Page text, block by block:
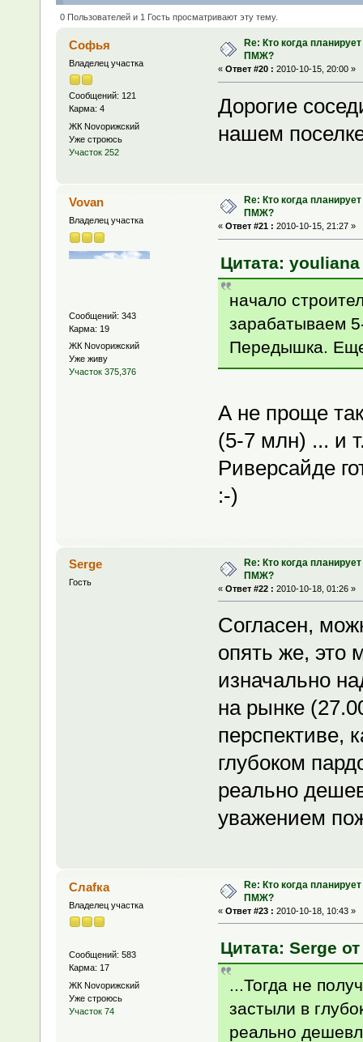
0 Пользователей и 1 Гость просматривают эту тему.
Софья
Владелец участка
Сообщений: 121
Карма: 4
ЖК Novoрижский
Уже строюсь
Участок 252
Re: Кто когда
ПМЖ?
« Ответ #20 : 2010-10-15, 20:00 »
Дорогие
нашем
Vovan
Владелец участка
Сообщений: 343
Карма: 19
ЖК Novoрижский
Уже живу
Участок 375,376
Re: Кто когда
ПМЖ?
« Ответ #21 : 2010-10-15, 21:27 »
Цитата: youliana
начало
зарабатываем
Передышка.
А не проще
(5-7 млн) ... и
Риверсайде
:-)
Serge
Гость
Re: Кто когда
ПМЖ?
« Ответ #22 : 2010-10-18, 01:26 »
Согласен,
опять же, это
изначально
на рынке
перспективе,
глубоком
реально
уважением
Слаfка
Владелец участка
Сообщений: 583
Карма: 17
ЖК Novoрижский
Уже строюсь
Участок 74
Re: Кто когда
ПМЖ?
« Ответ #23 : 2010-10-18, 10:43 »
Цитата: Serge
...Тогда не
застыли в
реально